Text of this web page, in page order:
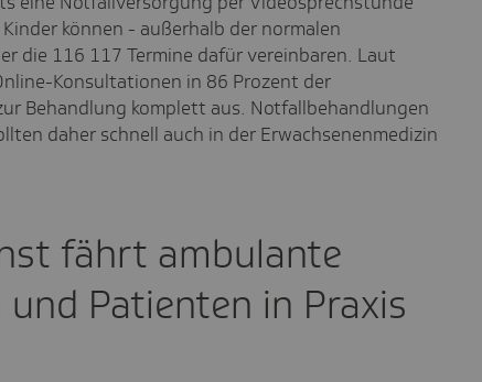
können - außerhalb der normalen
die 116 117 Termine dafür vereinbaren. Laut
Konsultationen in 86 Prozent der
Behandlung komplett aus. Notfallbehandlungen
daher schnell auch in der Erwachsenenmedizin
fährt ambulante
Patienten in Praxis